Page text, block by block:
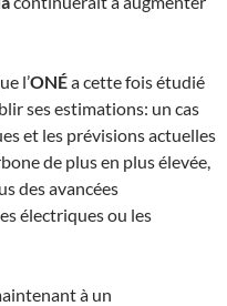
l’ONÉa cette fois étudié
ses estimations: un cas
et les prévisions actuelles
de plus en plus élevée,
des avancées
électriques ou les
à un